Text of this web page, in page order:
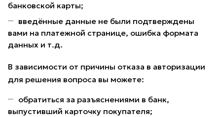
банковской карты;
введённые данные не были подтверждены
вами на платежной странице, ошибка формата
данных и т.д.
В зависимости от причины отказа в авторизации
для решения вопроса вы можете:
обратиться за разъяснениями в банк,
выпустивший карточку покупателя;